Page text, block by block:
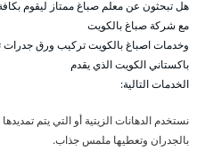
هل تبحثون عن معلم صباغ ممتاز ليقوم
مع شركة صباغ بالكويت
وخدمات اصباغ بالكويت تركيب ورق جدرات
باكستاني الكويت الذي يقدم
الخدمات التالية:
نستخدم الدهانات الزيتية أو التي يتم
بالجدران وتعطيها ملمس جذاب.